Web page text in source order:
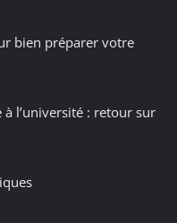
bien préparer votre
l’université : retour sur